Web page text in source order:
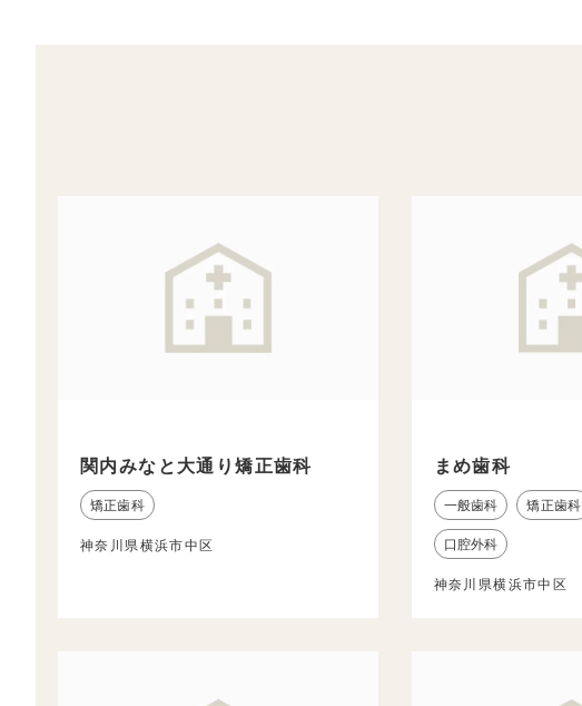
関内みなと大通り矯正歯科
矯正歯科
神奈川県横浜市中区
まめ歯科
一般歯科 矯正歯科
口腔外科
神奈川県横浜市中区